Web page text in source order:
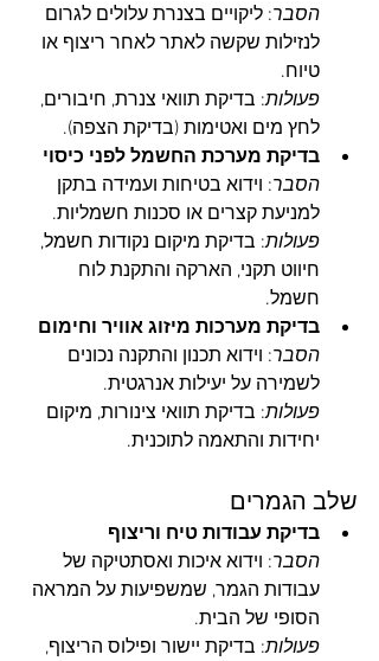
הסבר: ליקויים בצנרת עלולים לגרום
לנזילות שקשה לאתר לאחר ריצוף או
טיוח.
פעולות: בדיקת תוואי צנרת, חיבורים,
לחץ מים ואטימות (בדיקת הצפה).
בדיקת מערכת החשמל לפני כיסוי
הסבר: וידוא בטיחות ועמידה בתקן
למניעת קצרים או סכנות חשמליות.
פעולות: בדיקת מיקום נקודות חשמל,
חיווט תקני, הארקה והתקנת לוח
חשמל.
בדיקת מערכות מיזוג אוויר וחימום
הסבר: וידוא תכנון והתקנה נכונים
לשמירה על יעילות אנרגטית.
פעולות: בדיקת תוואי צינורות, מיקום
יחידות והתאמה לתוכנית.
שלב הגמרים
בדיקת עבודות טיח וריצוף
הסבר: וידוא איכות ואסתטיקה של
עבודות הגמר, שמשפיעות על המראה
הסופי של הבית.
פעולות: בדיקת יישור ופילוס הריצוף,